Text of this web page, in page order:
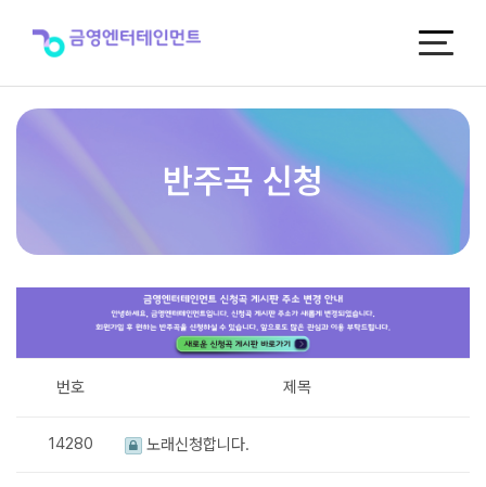
반주곡 신청
번호 제목
14280 노래신청합니다.